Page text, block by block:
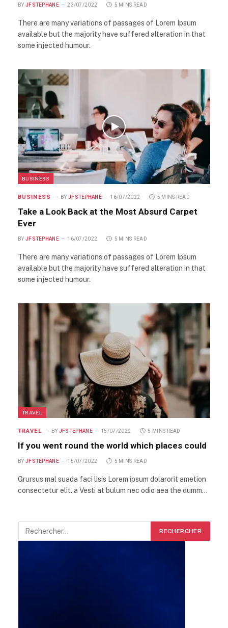
BY JFSTEPHANE 23/07/2022 5 MINS READ
There are many variations of passages of Lorem Ipsum
available but the majority have suffered alteration in that
some injected humour.
BUSINESS
BUSINESS BY JFSTEPHANE 16/07/2022 5 MINS READ
Take a Look Back at the Most Absurd Carpet
Ever
BY JFSTEPHANE 16/07/2022 5 MINS READ
There are many variations of passages of Lorem Ipsum
available but the majority have suffered alteration in that
some injected humour.
TRAVEL
TRAVEL BY JFSTEPHANE 15/07/2022 5 MINS READ
If you went round the world which places could
BY JFSTEPHANE 15/07/2022 5 MINS READ
Grursus mal suada faci lisis Lorem ipsum dolarorit ametion
consectetur elit. a Vesti at bulum nec odio aea the dumm…